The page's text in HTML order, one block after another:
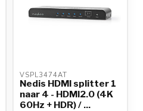
VSPL3474AT
Nedis HDMI splitter 1
naar 4 - HDMI2.0 (4K
60Hz + HDR) / ...